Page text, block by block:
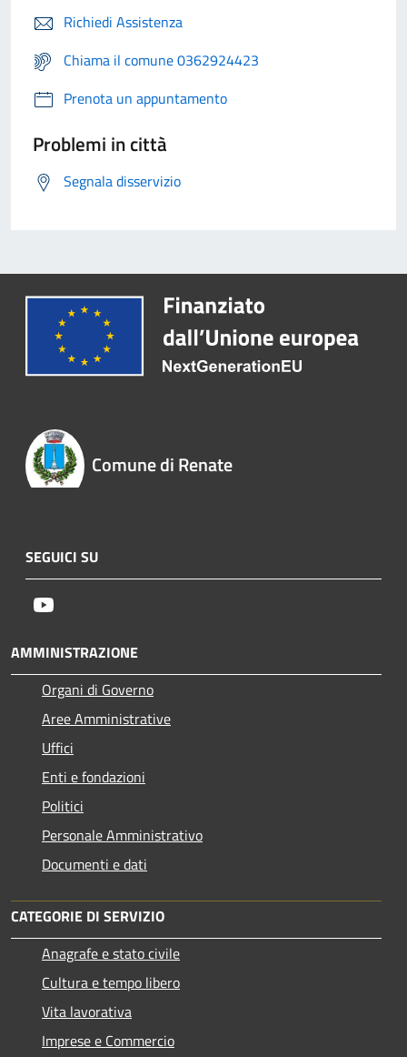
Richiedi Assistenza
Chiama il comune 0362924423
Prenota un appuntamento
Problemi in città
Segnala disservizio
Comune di Renate
SEGUICI SU
AMMINISTRAZIONE
Organi di Governo
Aree Amministrative
Uffici
Enti e fondazioni
Politici
Personale Amministrativo
Documenti e dati
CATEGORIE DI SERVIZIO
Anagrafe e stato civile
Cultura e tempo libero
Vita lavorativa
Imprese e Commercio